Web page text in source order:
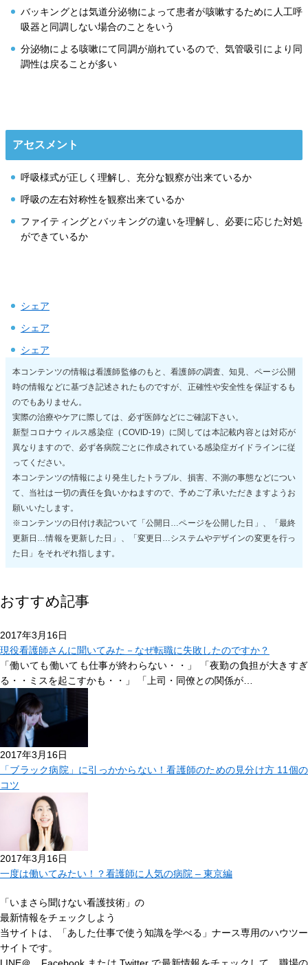
バッキングとは気道分泌物によって患者が咳嗽するために人工呼
吸器と同調しない場合のことをいう
分泌物による咳嗽にて同調が崩れているので、気管吸引により同
調性は戻ることが多い
アセスメント
呼吸様式が正しく理解し、充分な観察が出来ているか
呼吸の左右対称性を観察出来ているか
ファイティングとバッキングの違いを理解し、必要に応じた対処
ができているか
シェア
シェア
シェア
本コンテンツの情報は看護師監修のもと、看護師の調査、知見、ページ公開
時の情報などに基づき記述されたものですが、正確性や安全性を保証するも
のでもありません。
実際の治療やケアに際しては、必ず医師などにご確認下さい。
新型コロナウィルス感染症（COVID-19）に関しては本記載内容とは対応が
異なりますので、必ず各病院ごとに作成されている感染症ガイドラインに従
ってください。
本コンテンツの情報により発生したトラブル、損害、不測の事態などについ
て、当社は一切の責任を負いかねますので、予めご了承いただきますようお
願いいたします。
※コンテンツの日付け表記ついて「公開日…ページを公開した日」、「最終
更新日…情報を更新した日」、「変更日…システムやデザインの変更を行っ
た日」をそれぞれ指します。
おすすめ記事
2017年3月16日
現役看護師さんに聞いてみた－なぜ転職に失敗したのですか？
「働いても働いても仕事が終わらない・・」 「夜勤の負担が大きすぎ
る・・ミスを起こすかも・・」 「上司・同僚との関係が…
2017年3月16日
「ブラック病院」に引っかからない！看護師のための見分け方 11個の
コツ
2017年3月16日
一度は働いてみたい！？看護師に人気の病院 – 東京編
「いまさら聞けない看護技術」の
最新情報をチェックしよう
当サイトは、
「あした仕事で使う知識を学べる」 ナース専用のハウツー
サイトです。